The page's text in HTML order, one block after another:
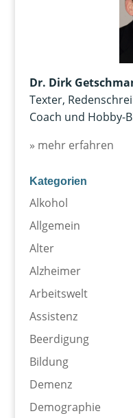
Dr. Dirk
Texter,
Coach und Hobby-
» mehr erfahren
Kategorien
Alkohol
Allgemein
Alter
Alzheimer
Arbeitswelt
Assistenz
Beerdigung
Bildung
Demenz
Demographie